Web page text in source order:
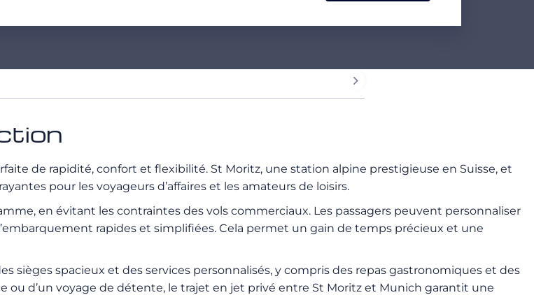
de rapidité, confort et flexibilité. St Moritz, une station alpine prestigieuse en Suisse, et
pour les voyageurs d’affaires et les amateurs de loisirs.
en évitant les contraintes des vols commerciaux. Les passagers peuvent personnaliser
rapides et simplifiées. Cela permet un gain de temps précieux et une
sièges spacieux et des services personnalisés, y compris des repas gastronomiques et des
ou d’un voyage de détente, le trajet en jet privé entre St Moritz et Munich garantit une